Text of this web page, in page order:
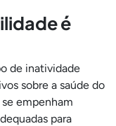
é
de inatividade
sobre a saúde do
empenham
para